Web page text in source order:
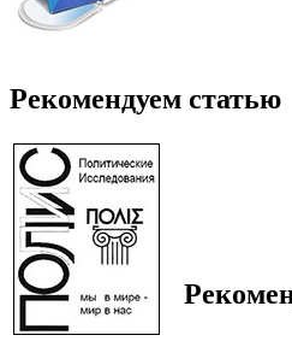
Рекомендуем статью